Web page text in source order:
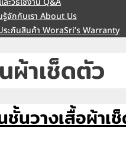
รู้จักกับเรา About Us
ระกันสินค้า WoraSri’s Warranty
ผ้าเช็ดตัว
ชั้นวางเสื้อผ้